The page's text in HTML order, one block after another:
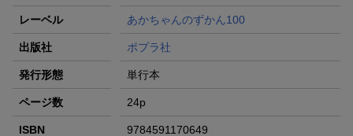
レーベル あかちゃんのずかん100
出版社 ポプラ社
発行形態 単行本
ページ数 24p
ISBN 9784591170649